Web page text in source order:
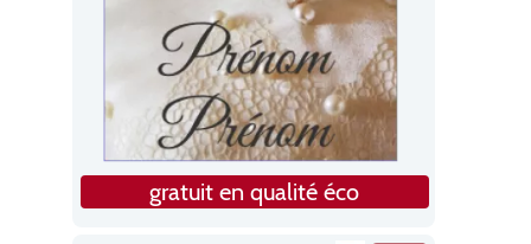
gratuit en qualité éco